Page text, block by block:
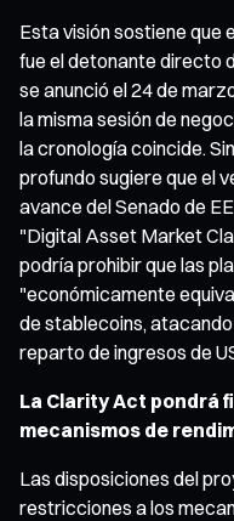
Esta visión sostiene que
fue el detonante directo
se anunció el 24 de
la misma sesión de
la cronología coincide.
profundo sugiere que el
avance del Senado de
"Digital Asset Market
podría prohibir que las
"económicamente
de stablecoins,
reparto de ingresos de
La Clarity Act pondrá
mecanismos de
Las disposiciones del
restricciones a los